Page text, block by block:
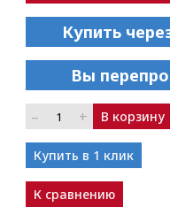
Купить
Вы
– + В корзину
Купить в 1 клик
К сравнению